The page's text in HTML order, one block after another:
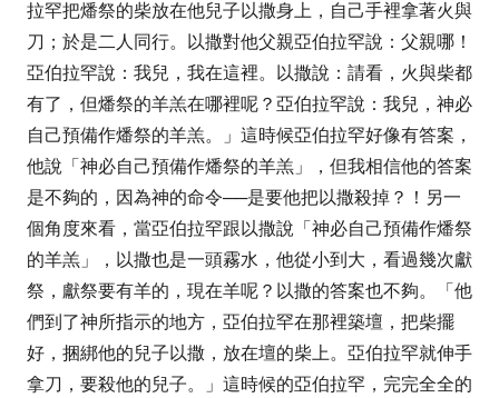
拉罕把燔祭的柴放在他兒子以撒身上，自己手裡拿著火與
刀；於是二人同行。以撒對他父親亞伯拉罕說：父親哪！
亞伯拉罕說：我兒，我在這裡。以撒說：請看，火與柴都
有了，但燔祭的羊羔在哪裡呢？亞伯拉罕說：我兒，神必
自己預備作燔祭的羊羔。」 這時候亞伯拉罕好像有答案，
他說「神必自己預備作燔祭的羊羔 」，但我相信他的答案
是不夠的，因為神的命令──是要他把以撒殺掉？！另一
個角度來看，當亞伯拉罕跟以撒說「神必自己預備作燔祭
的羊羔」，以撒也是一頭霧水，他從小到大，看過幾次獻
祭，獻祭要有羊的，現在羊呢？以撒的答案也不夠。「他
們到了神所指示的地方，亞伯拉罕在那裡築壇，把柴擺
好，捆綁他的兒子以撒，放在壇的柴上。亞伯拉罕就伸手
拿刀，要殺他的兒子。」 這時候的亞伯拉罕，完完全全的